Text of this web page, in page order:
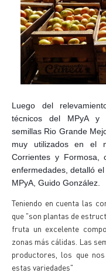
Luego del
técnicos del MPyA y
semillas Rio Grande
muy utilizados en el
Corrientes y Formosa,
enfermedades, detalló
MPyA, Guido González.
Teniendo en cuenta las
que "son plantas de
fruta un excelente
zonas más cálidas. Las
productores, los que
estas variedades"